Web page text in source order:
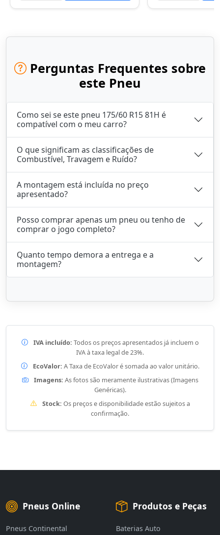
Perguntas Frequentes sobre
este Pneu
Como sei se este pneu 175/60 R15 81H é
compatível com o meu carro?
O que significam as classificações de
Combustível, Travagem e Ruído?
A montagem está incluída no preço
apresentado?
Posso comprar apenas um pneu ou tenho de
comprar o jogo completo?
Quanto tempo demora a entrega e a
montagem?
IVA incluído: Todos os preços apresentados já incluem o
IVA à taxa legal de 23%.
EcoValor: A Taxa de EcoValor é somada ao valor unitário.
Imagens: As fotos são meramente ilustrativas (Imagens
Genéricas).
Stock: Os preços e disponibilidade estão sujeitos a
confirmação.
Pneus Online
Pneus Continental
Produtos e Peças
Baterias Auto